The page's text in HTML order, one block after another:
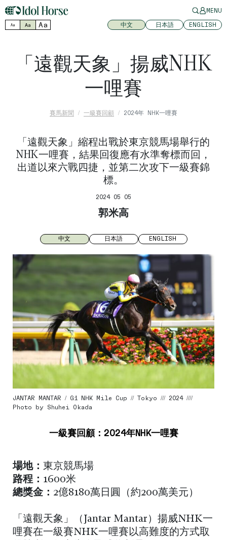
MENU
Aa Aa Aa 中文 日本語 ENGLISH
「遠觀天象」揚威NHK
一哩賽
賽馬新聞 一級賽回顧 2024年 NHK一哩賽
「遠觀天象」縮程出戰於東京競馬場舉行的
NHK一哩賽，結果回復應有水準奪標而回，
出道以來六戰四捷，並第二次攻下一級賽錦
標。
2024 05 05
郭米高
中文 日本語 ENGLISH
JANTAR MANTAR / G1 NHK Mile Cup // Tokyo /// 2024 ////
Photo by Shuhei Okada
一級賽回顧：2024年NHK一哩賽
場地： 東京競馬場
路程： 1600米
總獎金： 2億8180萬日圓（約200萬美元）
「遠觀天象」（Jantar Mantar）揚威NHK一
哩賽在一級賽NHK一哩賽以高難度的方式取